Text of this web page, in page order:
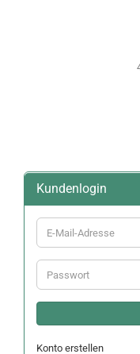
Kundenlogin
E-
Mail-
Adresse
Passwort
Konto erstellen